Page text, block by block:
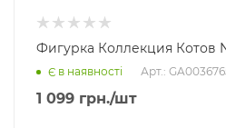
Фигурка Коллекция Котов
Є в наявності Арт.:
1 099 грн./шт